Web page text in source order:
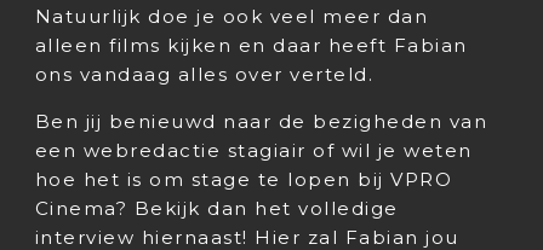
Natuurlijk doe je ook veel meer dan
alleen films kijken en daar heeft Fabian
ons vandaag alles over verteld.
Ben jij benieuwd naar de bezigheden van
een webredactie stagiair of wil je weten
hoe het is om stage te lopen bij VPRO
Cinema? Bekijk dan het volledige
interview hiernaast! Hier zal Fabian jou